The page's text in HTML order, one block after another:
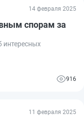
14 февраля 2025
спорам за
интересных
916
11 февраля 2025